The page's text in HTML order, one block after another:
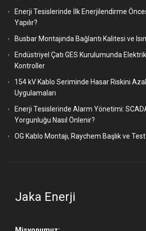
Enerji Tesislerinde İlk Enerjilendirme
Yapılır?
Busbar Montajında Bağlantı Kalitesi ve
Endüstriyel Çatı GES Kurulumunda
Kontroller
154 kV Kablo Seriminde Hasar Riskini
Uygulamaları
Enerji Tesislerinde Alarm Yönetimi:
Yorgunluğu Nasıl Önlenir?
OG Kablo Montajı, Raychem Başlık ve
Jaka Enerji